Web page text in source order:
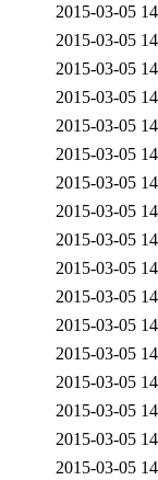
2015-03-05
2015-03-05
2015-03-05
2015-03-05
2015-03-05
2015-03-05
2015-03-05
2015-03-05
2015-03-05
2015-03-05
2015-03-05
2015-03-05
2015-03-05
2015-03-05
2015-03-05
2015-03-05
2015-03-05